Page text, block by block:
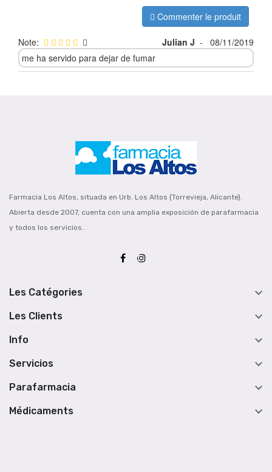
Commenter le produit
Note: Julian J -
08/11/2019
me ha servido para dejar de fumar
Farmacia Los Altos, situada en Urb. Los Altos (Torrevieja, Alicante).
Abierta desde 2007, cuenta con una amplia exposición de parafarmacia
y todos los servicios..
Les Catégories 
Les Clients 
Info 
Servicios 
Parafarmacia 
Médicaments 